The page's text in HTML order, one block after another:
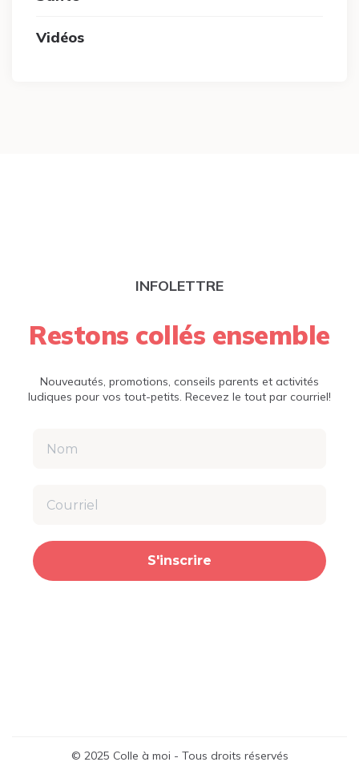
Vidéos
INFOLETTRE
Restons collés ensemble
Nouveautés, promotions, conseils parents et activités
ludiques pour vos tout-petits. Recevez le tout par courriel!
S'inscrire
© 2025 Colle à moi - Tous droits réservés